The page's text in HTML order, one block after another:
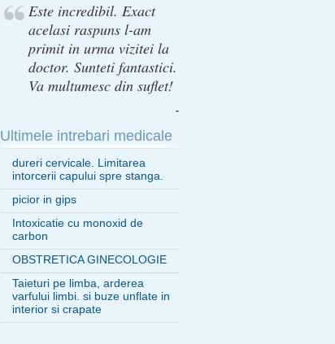
Este incredibil. Exact
acelasi raspuns l-am
primit in urma vizitei la
doctor. Sunteti fantastici.
Va multumesc din suflet!
-
Ultimele intrebari medicale
dureri cervicale. Limitarea
intorcerii capului spre stanga.
picior in gips
Intoxicatie cu monoxid de
carbon
OBSTRETICA GINECOLOGIE
Taieturi pe limba, arderea
varfului limbi. si buze unflate in
interior si crapate